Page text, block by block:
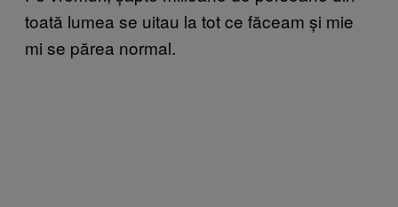
toată lumea se uitau la tot ce făceam și mie
mi se părea normal.